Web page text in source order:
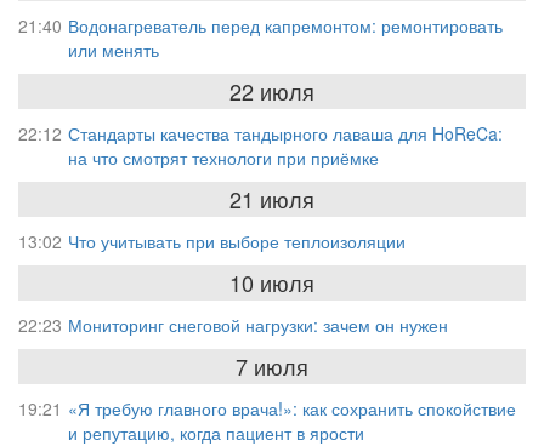
21:40 Водонагреватель перед капремонтом: ремонтировать
или менять
22 июля
22:12 Стандарты качества тандырного лаваша для HoReCa:
на что смотрят технологи при приёмке
21 июля
13:02 Что учитывать при выборе теплоизоляции
10 июля
22:23 Мониторинг снеговой нагрузки: зачем он нужен
7 июля
19:21 «Я требую главного врача!»: как сохранить спокойствие
и репутацию, когда пациент в ярости